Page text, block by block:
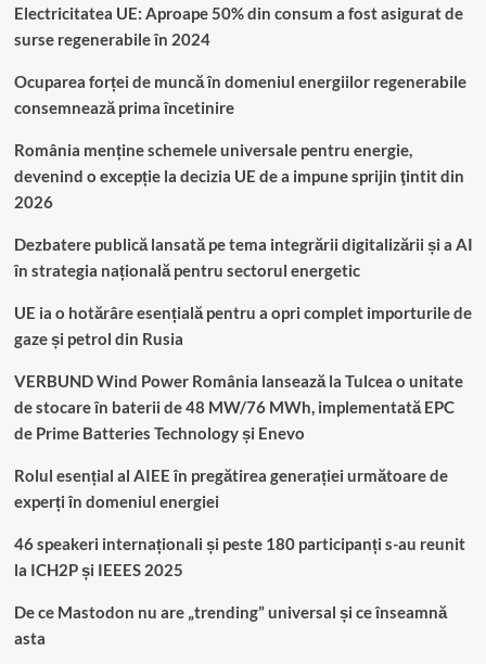
Electricitatea UE: Aproape 50% din consum a fost asigurat de
surse regenerabile în 2024
Ocuparea forței de muncă în domeniul energiilor regenerabile
consemnează prima încetinire
România menține schemele universale pentru energie,
devenind o excepție la decizia UE de a impune sprijin ţintit din
2026
Dezbatere publică lansată pe tema integrării digitalizării și a AI
în strategia națională pentru sectorul energetic
UE ia o hotărâre esențială pentru a opri complet importurile de
gaze și petrol din Rusia
VERBUND Wind Power România lansează la Tulcea o unitate
de stocare în baterii de 48 MW/76 MWh, implementată EPC
de Prime Batteries Technology și Enevo
Rolul esențial al AIEE în pregătirea generației următoare de
experți în domeniul energiei
46 speakeri internaționali și peste 180 participanți s-au reunit
la ICH2P și IEEES 2025
De ce Mastodon nu are „trending” universal și ce înseamnă
asta